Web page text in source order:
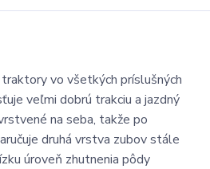
vo všetkých príslušných
veľmi dobrú trakciu a jazdný
na seba, takže po
druhá vrstva zubov stále
úroveň zhutnenia pôdy